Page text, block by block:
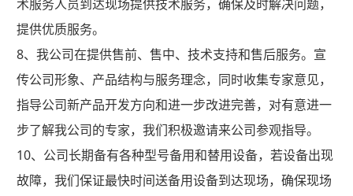
术服务人员到达现场提供技术服务，确保及时解决问题，
提供优质服务。
8、我公司在提供售前、售中、技术支持和售后服务。宣
传公司形象、产品结构与服务理念，同时收集专家意见，
指导公司新产品开发方向和进一步改进完善，对有意进一
步了解我公司的专家，我们积极邀请来公司参观指导。
10、公司长期备有各种型号备用和替用设备，若设备出现
故障，我们保证最快时间送备用设备到达现场，确保现场